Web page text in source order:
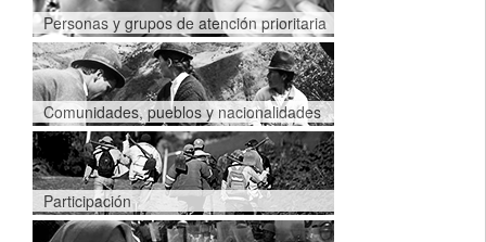
Personas y grupos de atención prioritaria
Comunidades, pueblos y nacionalidades
Participación